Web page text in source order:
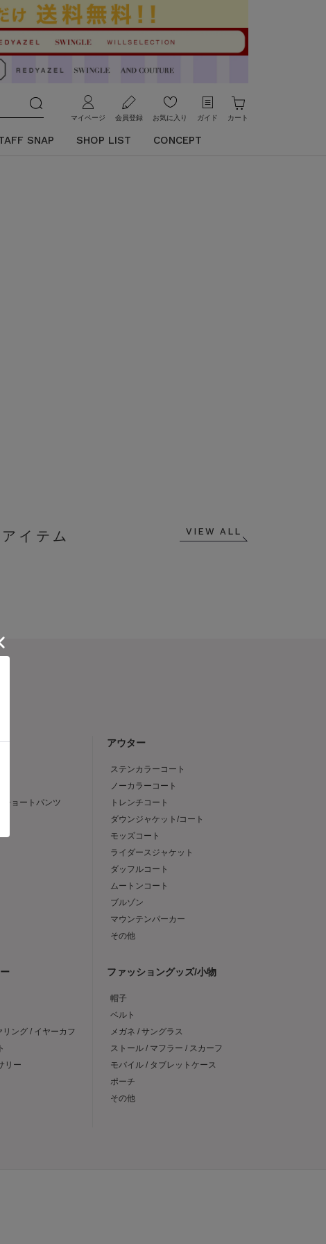
マイページ 会員登録 お気に入り ガイド カート
SNAP SHOP LIST CONCEPT
VIEW ALL
ショートパンツ
アウター
ステンカラーコート
ノーカラーコート
トレンチコート
ダウンジャケット/コート
モッズコート
ライダースジャケット
ダッフルコート
ムートンコート
ブルゾン
マウンテンパーカー
その他
リング / イヤーカフ
リー
ファッショングッズ/小物
帽子
ベルト
メガネ / サングラス
ストール / マフラー / スカーフ
モバイル / タブレットケース
ポーチ
その他